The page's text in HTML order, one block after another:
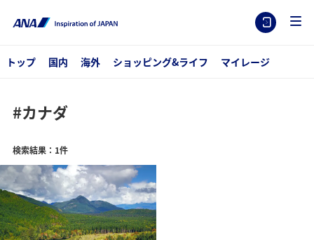
トップ 国内 海外 ショッピング&ライフ マイレージ
#カナダ
検索結果：1件